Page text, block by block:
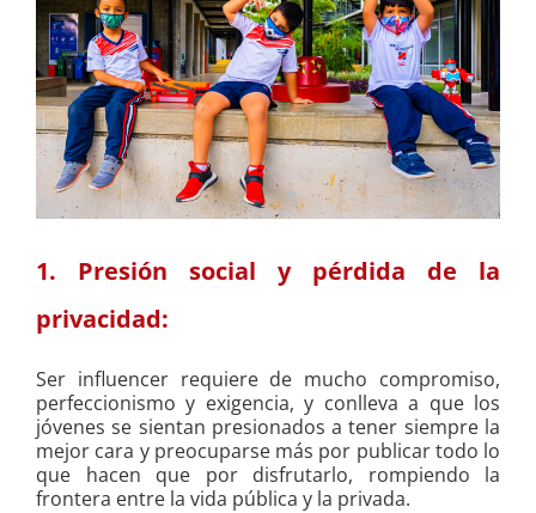
1. Presión social y pérdida de la
privacidad:
Ser influencer requiere de mucho compromiso,
perfeccionismo y exigencia, y conlleva a que los
jóvenes se sientan presionados a tener siempre la
mejor cara y preocuparse más por publicar todo lo
que hacen que por disfrutarlo, rompiendo la
frontera entre la vida pública y la privada.